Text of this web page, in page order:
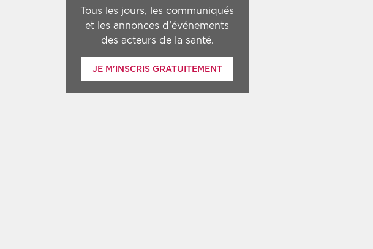
Tous les jours, les communiqués
et les annonces d'événements
des acteurs de la santé.
JE M'INSCRIS GRATUITEMENT